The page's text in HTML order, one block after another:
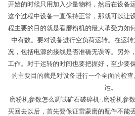
开始的时候只用加入少量物料，然后在设备
这个过程中设备一直保持正常，那就可以让
程主要的目的就是看磨粉机的最大承受力如
中有数。要对设备进行空负荷运转。在运
况，包括电源的接线是否准确无误等。另外
工作。对于运转的时间也要把握好，至少要
的主要目的就是对设备进行一个全面的检
运。
磨粉机参数怎么调试矿石破碎机-.磨粉机参
买回去以后，首先要保证雷蒙磨的配件不能